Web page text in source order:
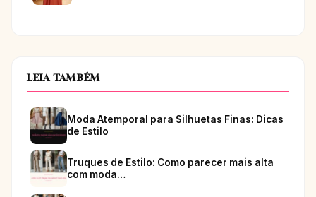
LEIA TAMBÉM
Moda Atemporal para Silhuetas Finas: Dicas
de Estilo
Truques de Estilo: Como parecer mais alta
com moda…